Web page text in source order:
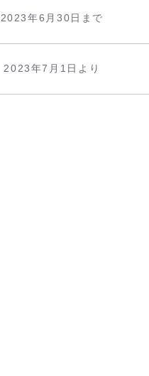
2023年6月30日まで
2023年7月1日より